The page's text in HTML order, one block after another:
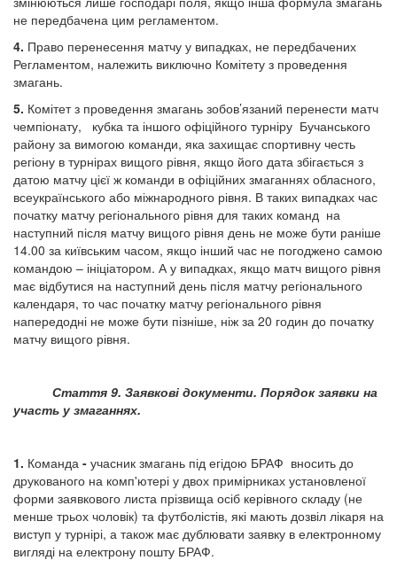
не передбачена цим регламентом.
4. Право перенесення матчу у випадках, не передбачених
Регламентом, належить виключно Комітету з проведення
змагань.
5. Комітет з проведення змагань зобов’язаний перенести матч
чемпіонату, кубка та іншого офіційного турніру Бучанського
району за вимогою команди, яка захищає спортивну честь
регіону в турнірах вищого рівня, якщо його дата збігається з
датою матчу цієї ж команди в офіційних змаганнях обласного,
всеукраїнського або міжнародного рівня. В таких випадках час
початку матчу регіонального рівня для таких команд на
наступний після матчу вищого рівня день не може бути раніше
14.00 за київським часом, якщо інший час не погоджено самою
командою – ініціатором. А у випадках, якщо матч вищого рівня
має відбутися на наступний день після матчу регіонального
календаря, то час початку матчу регіонального рівня
напередодні не може бути пізніше, ніж за 20 годин до початку
матчу вищого рівня.
Стаття 9. Заявкові документи. Порядок заявки на
участь у змаганнях.
1. Команда - учасник змагань під егідою БРАФ вносить до
друкованого на комп'ютері у двох примірниках установленої
форми заявкового листа прізвища осіб керівного складу (не
менше трьох чоловік) та футболістів, які мають дозвіл лікаря на
виступ у турнірі, а також має дублювати заявку в електронному
вигляді на електрону пошту БРАФ.